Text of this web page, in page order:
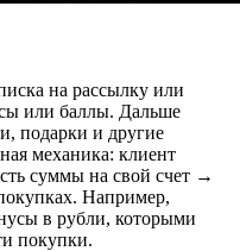
на рассылку или
или баллы. Дальше
подарки и другие
механика: клиент
суммы на свой счет →
Например,
в рубли, которыми
покупки.